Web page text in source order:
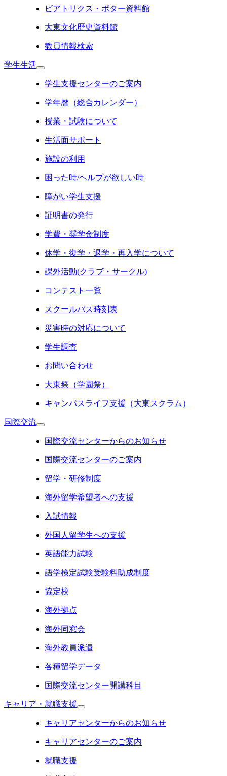
ビアトリクス・ポター資料館
大東文化歴史資料館
教員情報検索
学生生活
学生支援センターのご案内
学年暦（総合カレンダー）
授業・試験について
生活面サポート
施設の利用
困った時/ヘルプが欲しい時
障がい学生支援
証明書の発行
学費・奨学金制度
休学・復学・退学・再入学について
課外活動(クラブ・サークル)
コンテスト一覧
スクールバス時刻表
災害時の対応について
学生調査
お問い合わせ
大東祭（学園祭）
キャンパスライフ支援（大東スクラム）
国際交流
国際交流センターからのお知らせ
国際交流センターのご案内
留学・研修制度
海外留学希望者への支援
入試情報
外国人留学生への支援
英語能力試験
語学検定試験受験料助成制度
協定校
海外拠点
海外同窓会
海外教員派遣
各種留学データ
国際交流センター開講科目
キャリア・就職支援
キャリアセンターからのお知らせ
キャリアセンターのご案内
就職支援